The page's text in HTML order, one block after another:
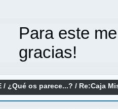
Para este
gracias!
/¿Qué os parece...? / Re:Caja